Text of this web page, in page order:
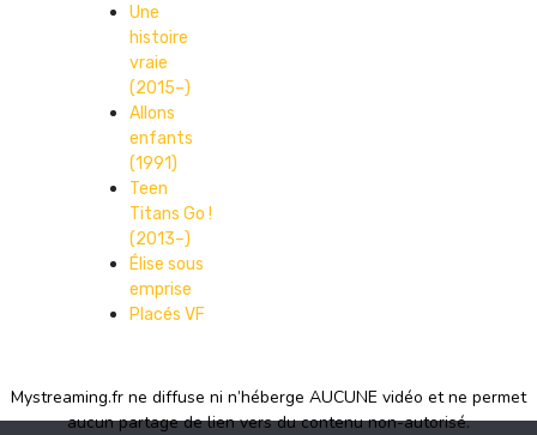
Une
histoire
vraie
(2015–)
Allons
enfants
(1991)
Teen
Titans Go !
(2013–)
Élise sous
emprise
Placés VF
Mystreaming.fr ne diffuse ni n’héberge AUCUNE vidéo et ne permet
aucun partage de lien vers du contenu non-autorisé.